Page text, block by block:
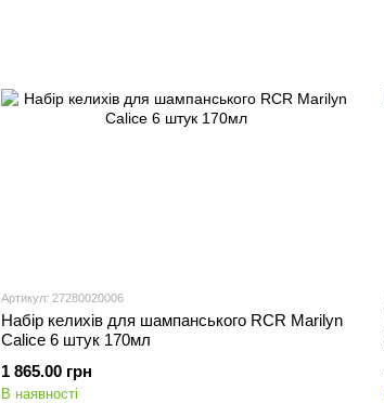
Артикул: 27280020006
Набір келихів для шампанського RCR Marilyn
Calice 6 штук 170мл
1 865.00 грн
В наявності